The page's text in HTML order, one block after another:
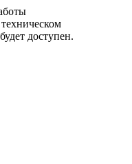
доступен.